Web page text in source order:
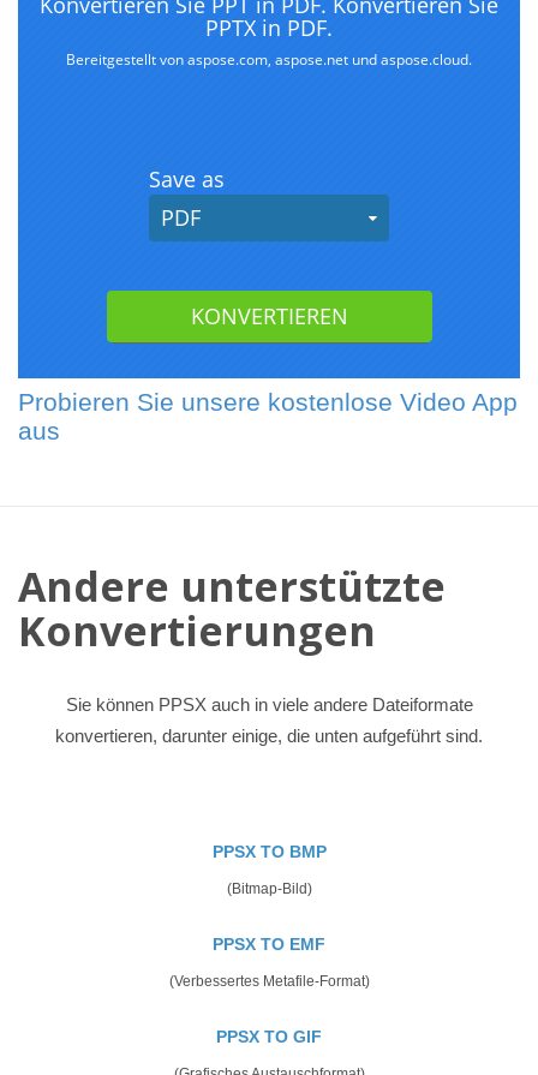
Probieren Sie unsere kostenlose Video App
aus
Andere unterstützte
Konvertierungen
Sie können PPSX auch in viele andere Dateiformate
konvertieren, darunter einige, die unten aufgeführt sind.
PPSX TO BMP
(Bitmap-Bild)
PPSX TO EMF
(Verbessertes Metafile-Format)
PPSX TO GIF